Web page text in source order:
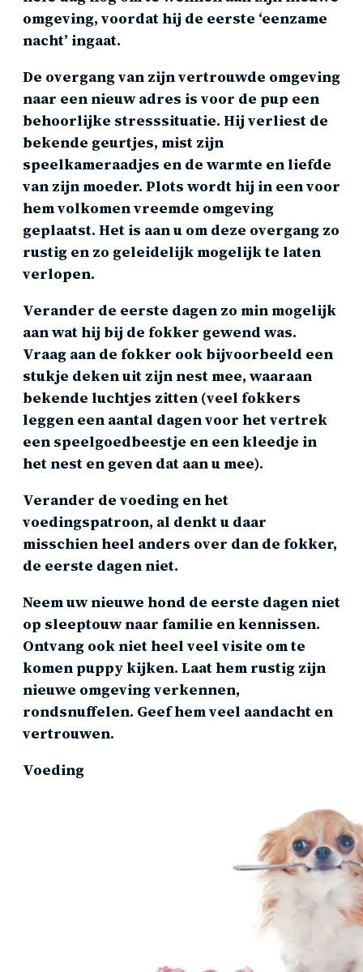
omgeving, voordat hij de eerste ‘eenzame
nacht’ ingaat.
De overgang van zijn vertrouwde omgeving
naar een nieuw adres is voor de pup een
behoorlijke stresssituatie. Hij verliest de
bekende geurtjes, mist zijn
speelkameraadjes en de warmte en liefde
van zijn moeder. Plots wordt hij in een voor
hem volkomen vreemde omgeving
geplaatst. Het is aan u om deze overgang zo
rustig en zo geleidelijk mogelijk te laten
verlopen.
Verander de eerste dagen zo min mogelijk
aan wat hij bij de fokker gewend was.
Vraag aan de fokker ook bijvoorbeeld een
stukje deken uit zijn nest mee, waaraan
bekende luchtjes zitten (veel fokkers
leggen een aantal dagen voor het vertrek
een speelgoedbeestje en een kleedje in
het nest en geven dat aan u mee).
Verander de voeding en het
voedingspatroon, al denkt u daar
misschien heel anders over dan de fokker,
de eerste dagen niet.
Neem uw nieuwe hond de eerste dagen niet
op sleeptouw naar familie en kennissen.
Ontvang ook niet heel veel visite om te
komen puppy kijken. Laat hem rustig zijn
nieuwe omgeving verkennen,
rondsnuffelen. Geef hem veel aandacht en
vertrouwen.
Voeding